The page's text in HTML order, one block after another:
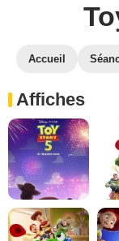
Accueil
Affiches